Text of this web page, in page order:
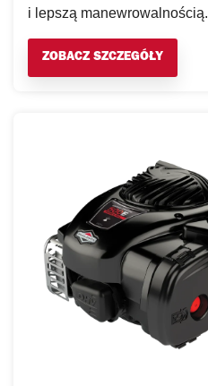
i lepszą manewrowalnością.
ZOBACZ SZCZEGÓŁY